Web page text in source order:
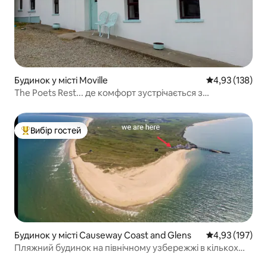
Будинок у місті Moville Середня
4,93 (138)
The Poets Rest... де комфорт зустрічається з
Топ вибір гостей
Вибір гостей
Будинок у місті Causeway Coast and Glens Середня
4,93 (197)
Пляжний будинок на північному узбережжі в кількох